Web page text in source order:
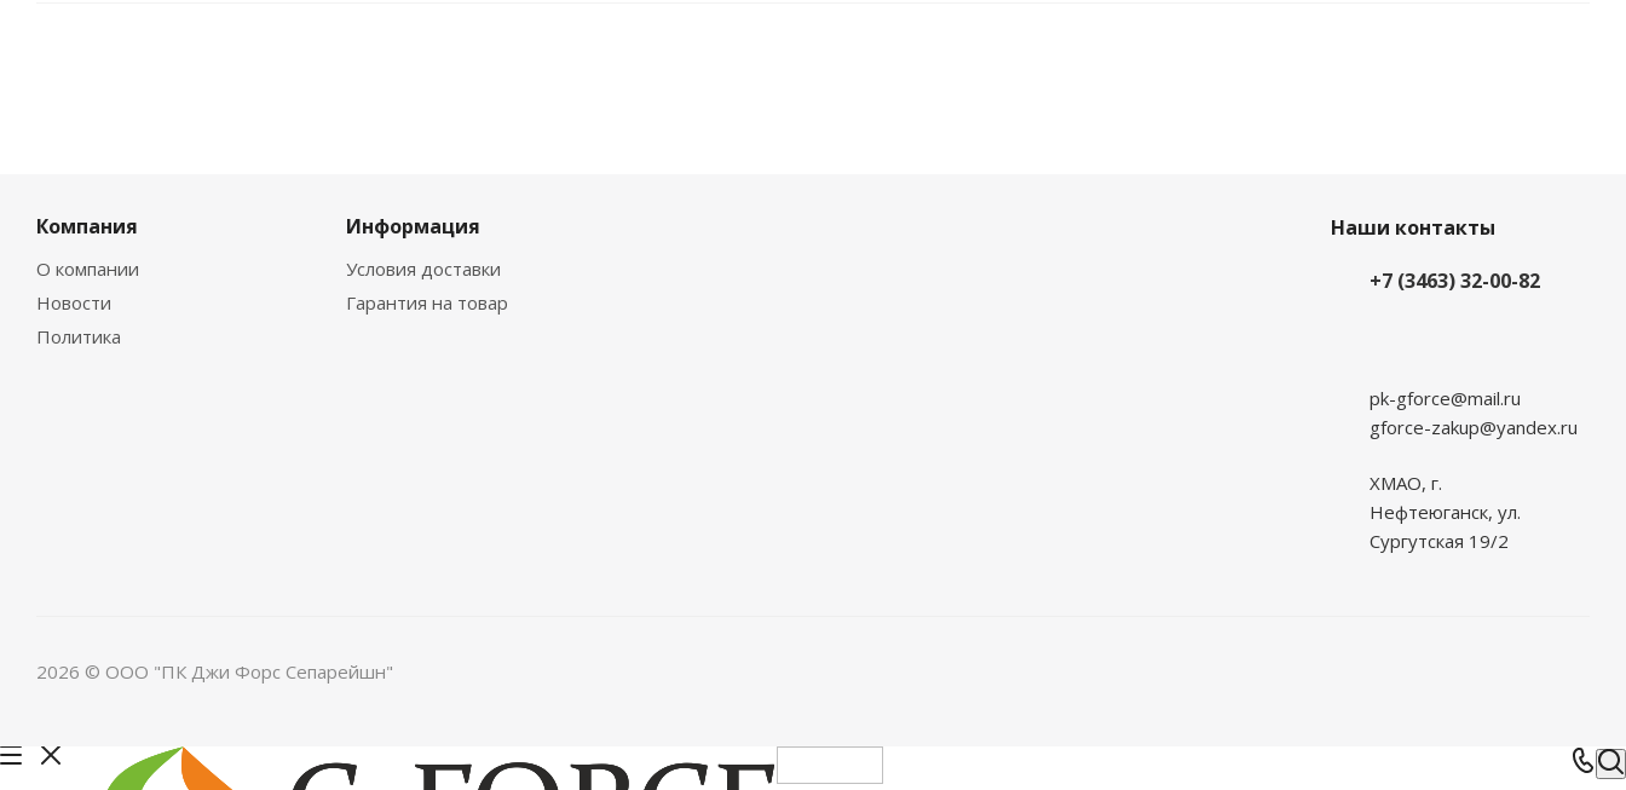
Компания
О компании
Новости
Политика
Информация
Условия доставки
Гарантия на товар
Наши контакты
+7 (3463) 32-00-82
pk-gforce@mail.ru
gforce-zakup@yandex.ru
ХМАО, г.
Нефтеюганск, ул.
Сургутская 19/2
2026 © ООО "ПК Джи Форс Сепарейшн"